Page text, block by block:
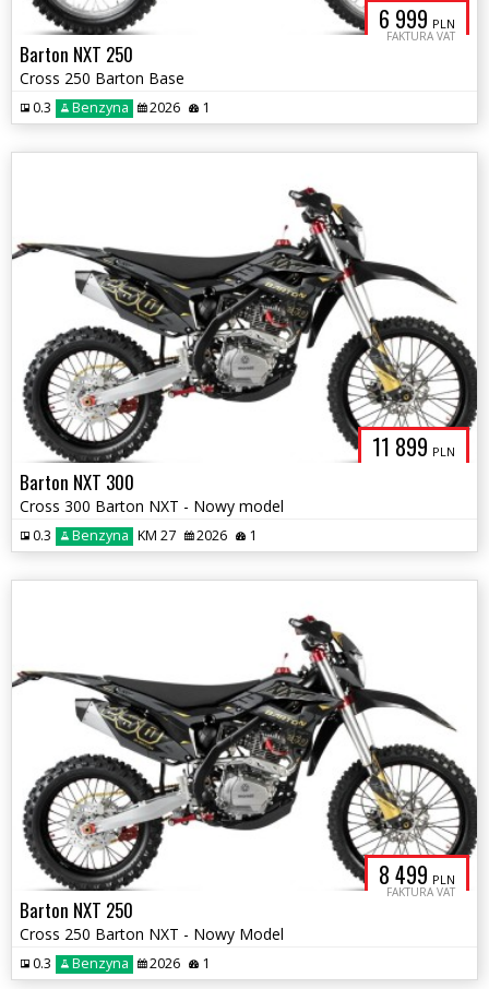
6 999 PLN
FAKTURA VAT
Barton NXT 250
Cross 250 Barton Base
0.3 Benzyna 2026 1
11 899 PLN
Barton NXT 300
Cross 300 Barton NXT - Nowy model
0.3 Benzyna KM 27 2026 1
8 499 PLN
FAKTURA VAT
Barton NXT 250
Cross 250 Barton NXT - Nowy Model
0.3 Benzyna 2026 1